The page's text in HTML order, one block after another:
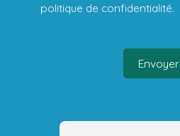
politique de confidentialité.
Envoyer